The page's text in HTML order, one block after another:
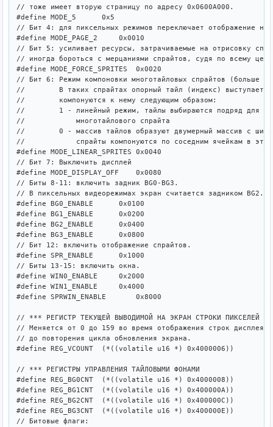
// тоже имеет вторую страницу по адресу 0x0600A000.
#define MODE_5      0x5
// Бит 4: для пиксельных режимов переключает отображение на
#define MODE_PAGE_2     0x0010
// Бит 5: усиливает ресурсы, затрачиваемые на отрисовку
// иногда бороться с мерцаниями спрайтов, судя по всему
#define MODE_FORCE_SPRITES  0x0020
// Бит 6: Режим компоновки многотайловых спрайтов (больше
//        В таких спрайтах опорный тайл (индекс) выступает в
//        компонуются к нему следующим образом:
//        1 - линейный режим, тайлы выбираются подряд для
//            многотайлового спрайта
//        0 - массив тайлов образуют двумерный массив с
//            спрайты компонуются по соседним ячейкам в этом
#define MODE_LINEAR_SPRITES 0x0040
// Бит 7: Выключить дисплей
#define MODE_DISPLAY_OFF    0x0080
// Биты 8-11: включить задник BG0-BG3.
// В пиксельных видеорежимах экран считается задником BG2.
#define BG0_ENABLE      0x0100
#define BG1_ENABLE      0x0200
#define BG2_ENABLE      0x0400
#define BG3_ENABLE      0x0800
// Бит 12: включить отображение спрайтов.
#define SPR_ENABLE      0x1000
// Биты 13-15: включить окна.
#define WIN0_ENABLE     0x2000
#define WIN1_ENABLE     0x4000
#define SPRWIN_ENABLE       0x8000
// *** РЕГИСТР ТЕКУЩЕЙ ВЫВОДИМОЙ НА ЭКРАН СТРОКИ ПИКСЕЛЕЙ
// Меняется от 0 до 159 во время отображения строк дисплея
// до повторения цикла обновления экрана.
#define REG_VCOUNT  (*((volatile u16 *) 0x4000006))
// *** РЕГИСТРЫ УПРАВЛЕНИЯ ТАЙЛОВЫМИ ФОНАМИ
#define REG_BG0CNT  (*((volatile u16 *) 0x4000008))
#define REG_BG1CNT  (*((volatile u16 *) 0x400000A))
#define REG_BG2CNT  (*((volatile u16 *) 0x400000C))
#define REG_BG3CNT  (*((volatile u16 *) 0x400000E))
// Битовые флаги: